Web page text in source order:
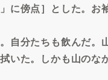
に傍点］とした。
自分たちも飲んだ。
いた。しかも山のな